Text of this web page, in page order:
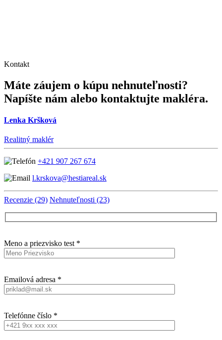
Kontakt
Máte záujem o kúpu nehnuteľnosti?
Napíšte nám alebo kontaktujte makléra.
Lenka Kršková
Realitný maklér
+421 907 267 674
l.krskova@hestiareal.sk
Recenzie (29) Nehnuteľnosti (23)
Meno a priezvisko test *
Emailová adresa *
Telefónne číslo *